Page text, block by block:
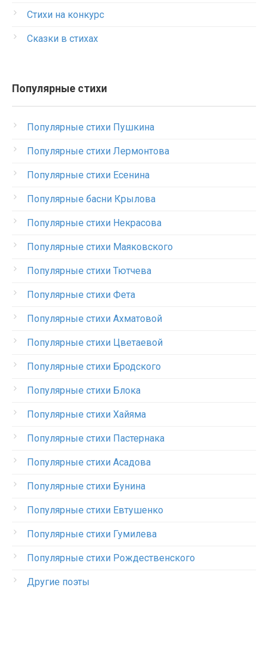
Стихи на конкурс
Сказки в стихах
Популярные стихи
Популярные стихи Пушкина
Популярные стихи Лермонтова
Популярные стихи Есенина
Популярные басни Крылова
Популярные стихи Некрасова
Популярные стихи Маяковского
Популярные стихи Тютчева
Популярные стихи Фета
Популярные стихи Ахматовой
Популярные стихи Цветаевой
Популярные стихи Бродского
Популярные стихи Блока
Популярные стихи Хайяма
Популярные стихи Пастернака
Популярные стихи Асадова
Популярные стихи Бунина
Популярные стихи Евтушенко
Популярные стихи Гумилева
Популярные стихи Рождественского
Другие поэты